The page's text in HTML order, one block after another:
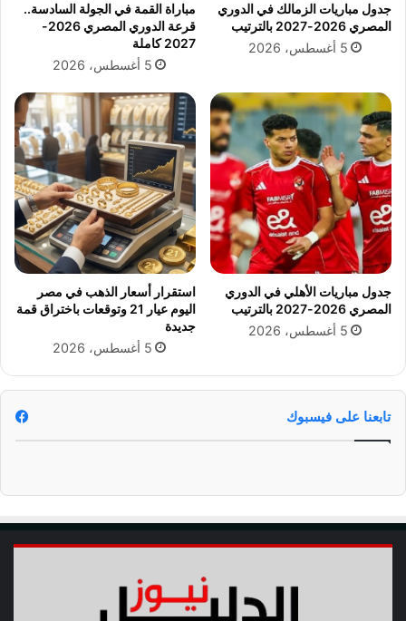
ي
م
ط
.
ط
ر
ق
ا
ل
و
ق
ا
ة
جدول مباريات الزمالك في الدوري
المصري 2026-2027 بالترتيب
5 أغسطس، 2026
مباراة القمة في الجولة السادسة..
قرعة الدوري المصري 2026-
2027 كاملة
5 أغسطس، 2026
جدول مباريات الأهلي في الدوري
المصري 2026-2027 بالترتيب
5 أغسطس، 2026
استقرار أسعار الذهب في مصر
اليوم عيار 21 وتوقعات باختراق قمة
جديدة
5 أغسطس، 2026
تابعنا على فيسبوك